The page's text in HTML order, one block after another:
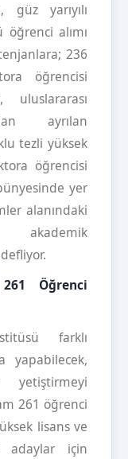
yarıyılı
alımı
236
öğrencisi
ayrılan
tezli yüksek
öğrencisi
yer
alanındaki
akademik
Öğrenci
farklı
yapabilecek,
261 öğrenci
lisans ve
adaylar için